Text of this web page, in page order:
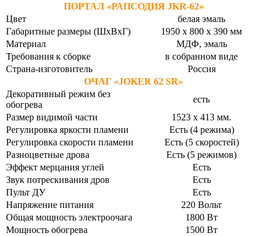
ПОРТАЛ «РАПСОДИЯ JKR-62»
Цвет
белая эмаль
Габаритные размеры (ШхВхГ)
1950 х 800 х 390 мм
Материал
МДФ, эмаль
Требования к сборке
в собранном виде
Страна-изготовитель
Россия
ОЧАГ «JOKER 62 SR»
Декоративный режим без
обогрева
есть
Размер видимой части
1523 х 413 мм.
Регулировка яркости пламени
Есть (4 режима)
Регулировка скорости пламени
Есть (5 скоростей)
Разноцветные дрова
Есть (5 режимов)
Эффект мерцания углей
Есть
Звук потрескивания дров
Есть
Пульт ДУ
Есть
Напряжение питания
220 Вольт
Общая мощность электроочага
1800 Вт
Мощность обогрева
1500 Вт